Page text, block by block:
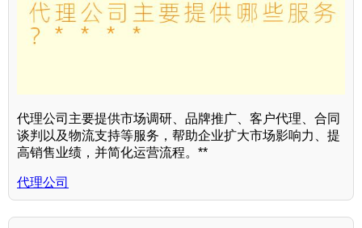
代理公司主要提供市场调研、品牌推广、客户代理、合同
谈判以及物流支持等服务，帮助企业扩大市场影响力、提
高销售业绩，并简化运营流程。**
代理公司